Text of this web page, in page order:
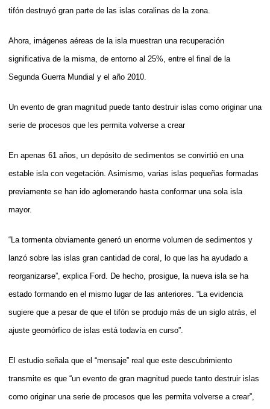
tifón destruyó gran parte de las islas coralinas de la zona.
Ahora, imágenes aéreas de la isla muestran una recuperación
significativa de la misma, de entorno al 25%, entre el final de la
Segunda Guerra Mundial y el año 2010.
Un evento de gran magnitud puede tanto destruir islas como originar una
serie de procesos que les permita volverse a crear
En apenas 61 años, un depósito de sedimentos se convirtió en una
estable isla con vegetación. Asimismo, varias islas pequeñas formadas
previamente se han ido aglomerando hasta conformar una sola isla
mayor.
“La tormenta obviamente generó un enorme volumen de sedimentos y
lanzó sobre las islas gran cantidad de coral, lo que las ha ayudado a
reorganizarse”, explica Ford. De hecho, prosigue, la nueva isla se ha
estado formando en el mismo lugar de las anteriores. “La evidencia
sugiere que a pesar de que el tifón se produjo más de un siglo atrás, el
ajuste geomórfico de islas está todavía en curso”.
El estudio señala que el “mensaje” real que este descubrimiento
transmite es que “un evento de gran magnitud puede tanto destruir islas
como originar una serie de procesos que les permita volverse a crear”,